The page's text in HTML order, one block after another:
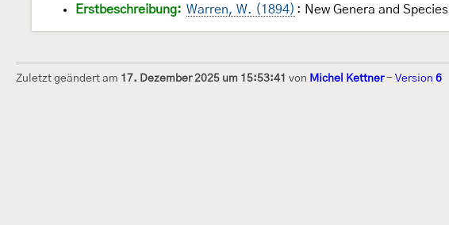
Erstbeschreibung: Warren, W. (1894) : New Genera and
Zuletzt geändert am 17. Dezember 2025 um 15:53:41 von Michel Kettner- Version 6